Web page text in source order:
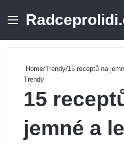
Menu
Home/Trendy/15 receptů na
Trendy
15
jemné a